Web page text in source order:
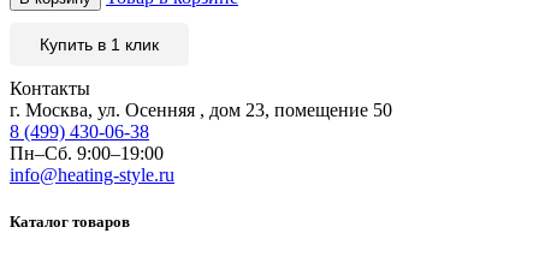
Купить в 1 клик
Контакты
г. Москва, ул. Осенняя , дом 23, помещение 50
8 (499) 430-06-38
Пн–Сб. 9:00–19:00
info@heating-style.ru
Каталог товаров